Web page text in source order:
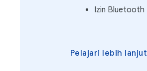
Izin Bluetooth
Pelajari lebih lanjut